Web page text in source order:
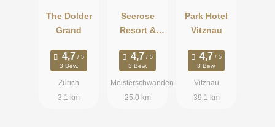
The Dolder
Grand
3 Bew.
Zürich
3.1 km
Seerose
Resort &
3 Bew.
Meisterschwanden
25.0 km
Park Hotel
Vitznau
3 Bew.
Vitznau
39.1 km